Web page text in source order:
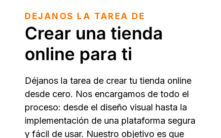
DEJANOS LA TAREA DE
Crear una tienda
online para ti
Déjanos la tarea de crear tu tienda online
desde cero. Nos encargamos de todo el
proceso: desde el diseño visual hasta la
implementación de una plataforma segura
y fácil de usar. Nuestro objetivo es que